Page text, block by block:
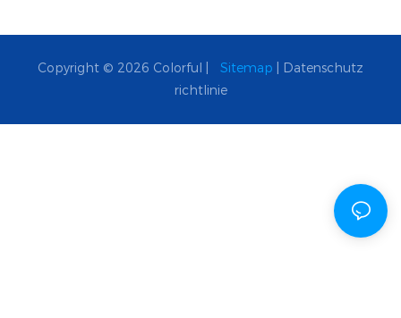
Copyright © 2026 Colorful | Sitemap
Datenschutz
richtlinie